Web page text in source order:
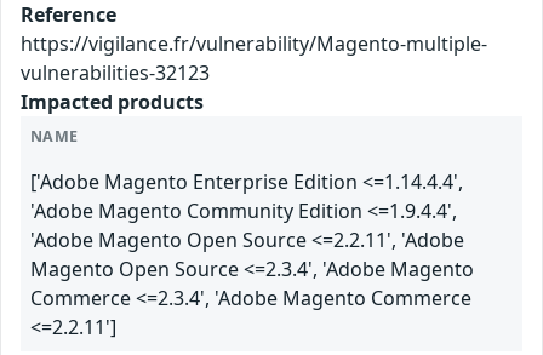
Reference
https://vigilance.fr/vulnerability/Magento-multiple-
vulnerabilities-32123
Impacted products
NAME
['Adobe Magento Enterprise Edition <=1.14.4.4',
'Adobe Magento Community Edition <=1.9.4.4',
'Adobe Magento Open Source <=2.2.11', 'Adobe
Magento Open Source <=2.3.4', 'Adobe Magento
Commerce <=2.3.4', 'Adobe Magento Commerce
<=2.2.11']